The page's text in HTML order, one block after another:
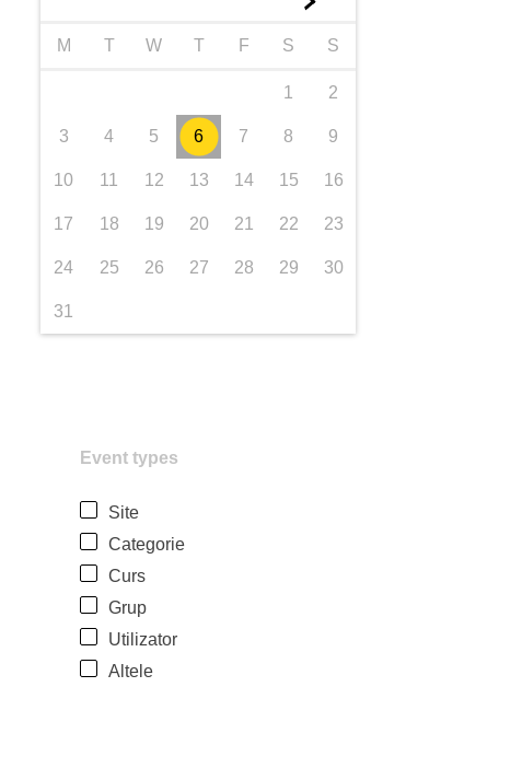
M T W T F S S
1 2
3 4 5 6 7 8 9
10 11 12 13 14 15 16
17 18 19 20 21 22 23
24 25 26 27 28 29 30
31
Event types
Site
Categorie
Curs
Grup
Utilizator
Altele